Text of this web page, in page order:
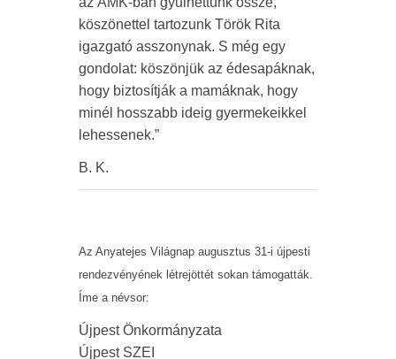
köszönettel tartozunk Török Rita
igazgató asszonynak. S még egy
gondolat: köszönjük az édesapáknak,
hogy biztosítják a mamáknak, hogy
minél hosszabb ideig gyermekeikkel
lehessenek.”
B. K.
Az Anyatejes Világnap augusztus 31-i újpesti
rendezvényének létrejöttét sokan támogatták.
Íme a névsor:
Újpest Önkormányzata
Újpest SZEI